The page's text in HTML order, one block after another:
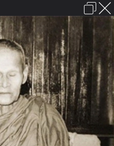
เข้าสู่ระบบหรือลงทะเบียน
กราบรูปหล่อและอัฐิธาตุธาตุ เ
ชุมชนชาวพุทธ
ะไรใหม่ รูปภาพ
...
ช่วยเหลือ
ข้อกำหนดและกฎ